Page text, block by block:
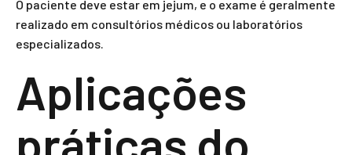
O paciente deve estar em jejum, e o exame é geralmente
realizado em consultórios médicos ou laboratórios
especializados.
Aplicações
práticas do